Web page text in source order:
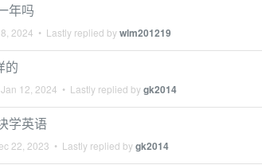
年吗
2024 • Lastly replied bywlm201219
的
Jan 12, 2024 • Lastly replied bygk2014
学英语
22, 2023 • Lastly replied bygk2014